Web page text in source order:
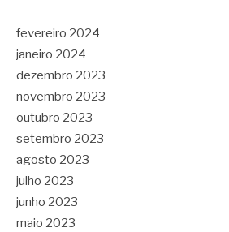
fevereiro 2024
janeiro 2024
dezembro 2023
novembro 2023
outubro 2023
setembro 2023
agosto 2023
julho 2023
junho 2023
maio 2023